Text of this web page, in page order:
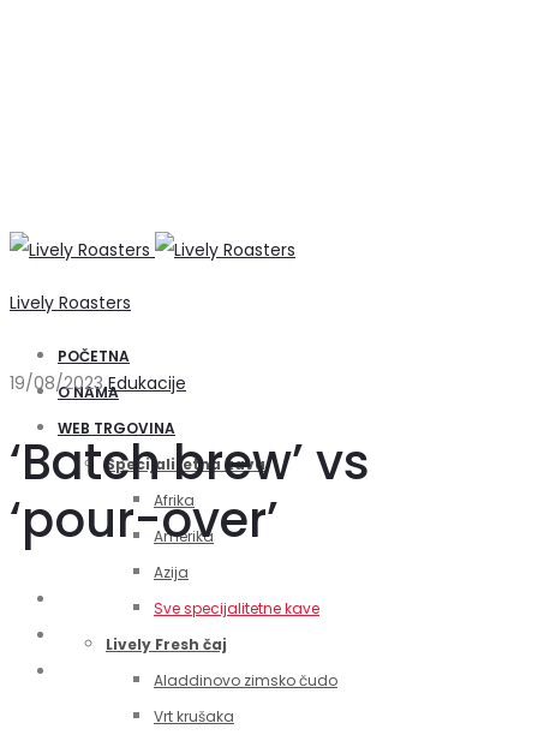
Lively Roasters
POČETNA
O NAMA
WEB TRGOVINA
Specijalitetna kava
Afrika
Amerika
Azija
Sve specijalitetne kave
Lively Fresh čaj
Aladdinovo zimsko čudo
Vrt krušaka
19/08/2023 Edukacije
‘Batch brew’ vs
‘pour-over’